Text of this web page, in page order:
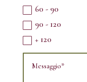
60 - 90
90 - 120
+ 120